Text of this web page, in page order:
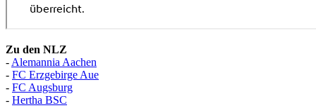
Zu den NLZ
- Alemannia Aachen
- FC Erzgebirge Aue
- FC Augsburg
- Hertha BSC